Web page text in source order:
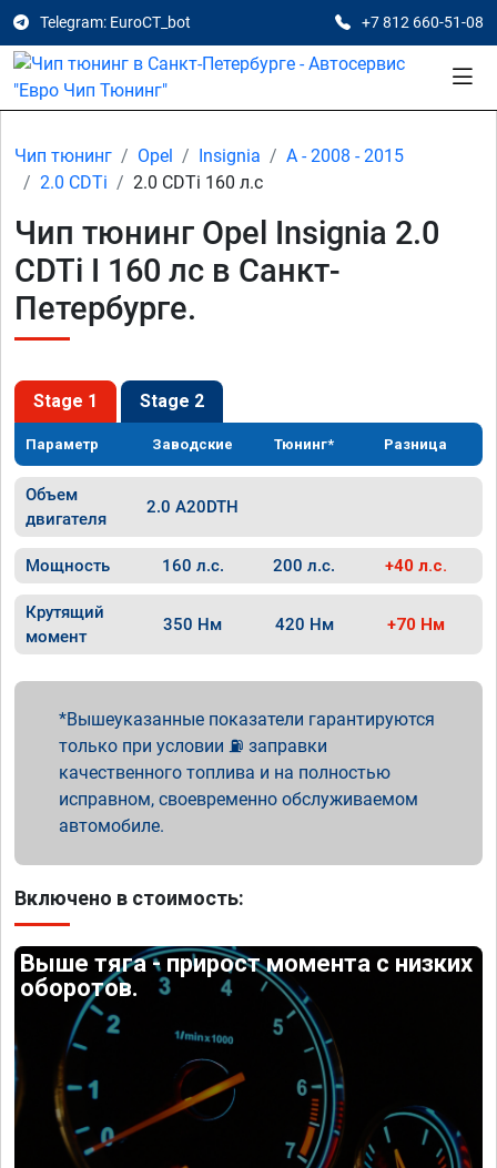
Telegram: EuroCT_bot +7 812 660-51-08
Чип тюнинг Opel Insignia
A - 2008 - 2015
2.0 CDTi
2.0 CDTi 160 л.с
Чип тюнинг Opel Insignia 2.0
CDTi I 160 лс в Санкт-
Петербурге.
Stage 1 Stage 2
Параметр Заводские Тюнинг* Разница
Объем
двигателя
2.0 A20DTH
Мощность 160 л.с. 200 л.с. +40 л.с.
Крутящий
момент
350 Нм 420 Нм +70 Нм
Вышеуказанные показатели гарантируются
только при условии ⛽ заправки
качественного топлива и на полностью
исправном, своевременно обслуживаемом
автомобиле.
Включено в стоимость:
Выше тяга - прирост момента с низких
оборотов.